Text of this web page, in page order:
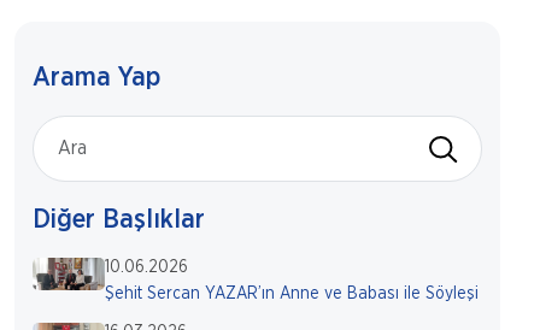
Arama Yap
Diğer Başlıklar
10.06.2026
Şehit Sercan YAZAR’ın Anne ve Babası ile Söyleşi